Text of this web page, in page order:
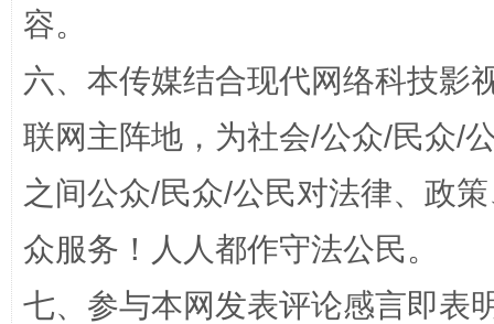
完善运行机制助力责任有效落实 一纸欠
容。
六、本传媒结合现代网络科技影
联网主阵地，为社会/公众/民众/
之间公众/民众/公民对法律、政
众服务！人人都作守法公民。
七、参与本网发表评论感言即表